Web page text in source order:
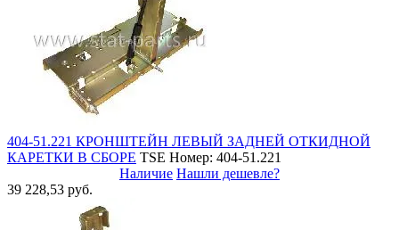
404-51.221 КРОНШТЕЙН ЛЕВЫЙ ЗАДНЕЙ ОТКИДНОЙ
КАРЕТКИ В СБОРЕ TSE Номер: 404-51.221
Наличие Нашли дешевле?
39 228,53 руб.